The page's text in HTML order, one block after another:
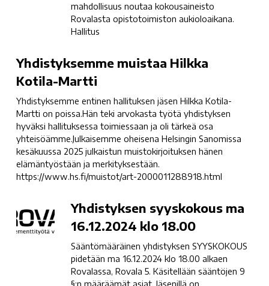
mahdollisuus noutaa kokousaineisto
Rovalasta opistotoimiston aukioloaikana.
Hallitus
Yhdistyksemme
muistaa
Hilkka
Kotila-
Martti
Yhdistyksemme muistaa Hilkka
Kotila-Martti
Yhdistyksemme entinen hallituksen jäsen Hilkka Kotila-
Martti on poissa.Hän teki arvokasta työtä yhdistyksen
hyväksi hallituksessa toimiessaan ja oli tärkeä osa
yhteisöämme.Julkaisemme oheisena Helsingin Sanomissa
kesäkuussa 2025 julkaistun muistokirjoituksen hänen
elämäntyöstään ja merkityksestään.
https://www.hs.fi/muistot/art-2000011288918.html
Yhdistyksen
syyskokous
ma
Yhdistyksen syyskokous ma
16.12.2024 klo 18.00
Sääntömääräinen yhdistyksen SYYSKOKOUS
pidetään ma 16.12.2024 klo 18.00 alkaen
Rovalassa, Rovala 5. Käsitellään sääntöjen 9